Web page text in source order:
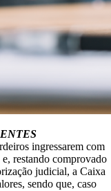
ingressarem com
e, restando comprovado
judicial, a Caixa
sendo que, caso